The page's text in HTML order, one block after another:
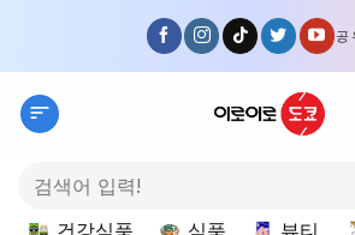
content
공
색: